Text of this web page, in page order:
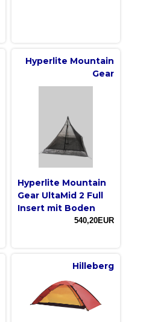
Hyperlite Mountain
Gear
Hyperlite Mountain
Gear UltaMid 2 Full
Insert mit Boden
540,20EUR
Hilleberg